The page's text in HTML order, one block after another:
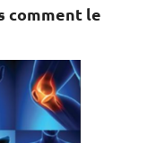
comment le